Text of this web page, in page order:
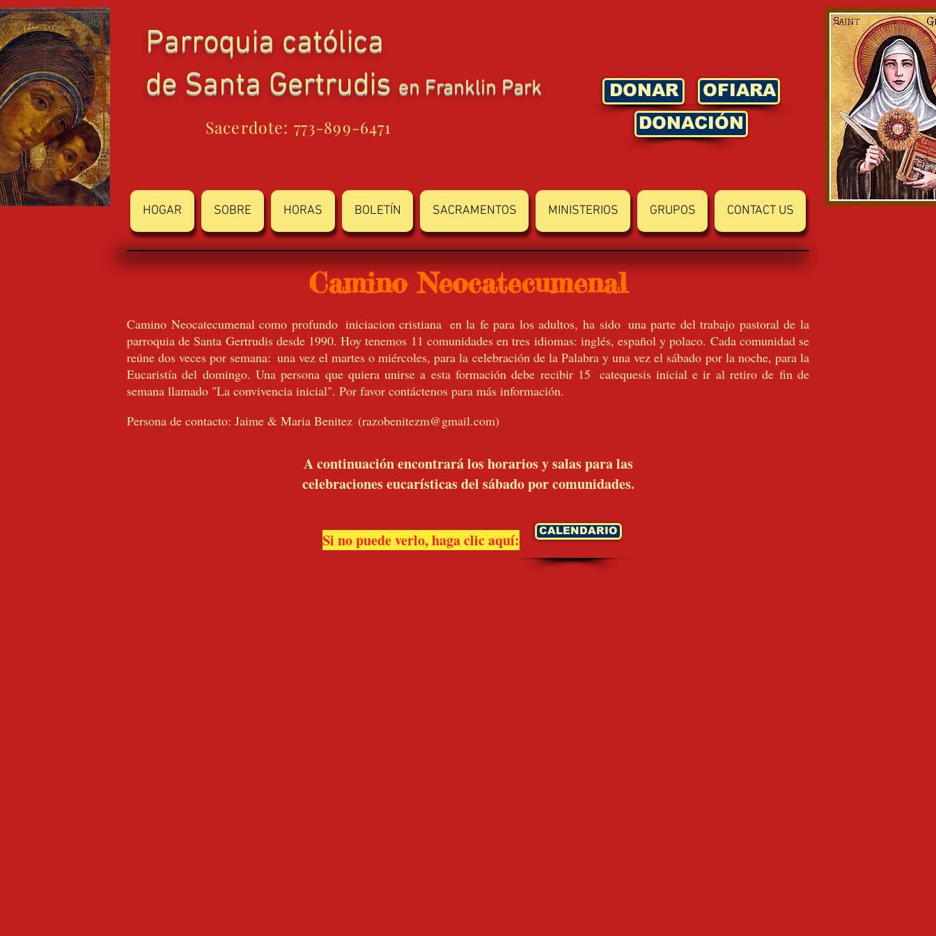
Parroquia católica
de Santa Gertrudis en Franklin Park
Sacerdote: 773-899-6471
DONAR
OFIARA
DONACIÓN
HOGAR SOBRE HORAS BOLETÍN SACRAMENTOS MINISTERIOS GRUPOS CONTACT US
Camino Neocatecumenal
Camino Neocatecumenal como profundo iniciacion cristiana en la fe para los adultos, ha sido una parte del trabajo pastoral de la
parroquia de Santa Gertrudis desde 1990. Hoy tenemos 11 comunidades en tres idiomas: inglés, español y polaco. Cada comunidad se
reúne dos veces por semana: una vez el martes o miércoles, para la celebración de la Palabra y una vez el sábado por la noche, para la
Eucaristía del domingo. Una persona que quiera unirse a esta formación debe recibir 15 catequesis inicial e ir al retiro de fin de
semana llamado "La convivencia inicial". Por favor contáctenos para más información.
Persona de contacto: Jaime & Maria Benitez (razobenitezm@gmail.com)
A continuación encontrará los horarios y salas para las
celebraciones eucarísticas del sábado por comunidades.
Si no puede verlo, haga clic aquí: CALENDARIO